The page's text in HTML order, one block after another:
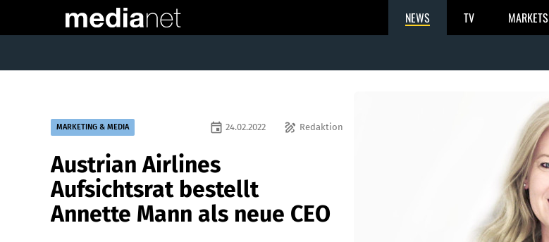
NEWS TV MARKETS
MARKETING & MEDIA draw Redaktion
event 24.02.2022
Austrian Airlines
Aufsichtsrat bestellt
Annette Mann als neue CEO